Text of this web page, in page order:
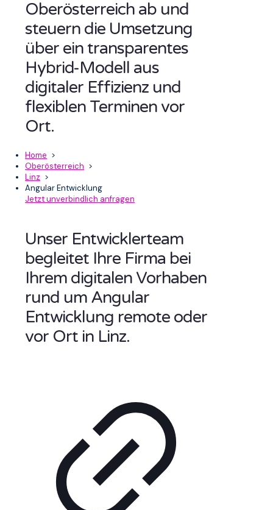
Oberösterreich ab und
steuern die Umsetzung
über ein transparentes
Hybrid-Modell aus
digitaler Effizienz und
flexiblen Terminen vor
Ort.
Home >
Oberösterreich >
Linz >
Angular Entwicklung
Jetzt unverbindlich anfragen
Unser Entwicklerteam
begleitet Ihre Firma bei
Ihrem digitalen Vorhaben
rund um Angular
Entwicklung remote oder
vor Ort in Linz.